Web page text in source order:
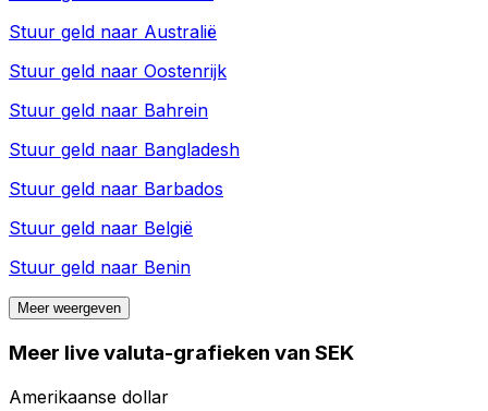
Stuur geld naar Australië
Stuur geld naar Oostenrijk
Stuur geld naar Bahrein
Stuur geld naar Bangladesh
Stuur geld naar Barbados
Stuur geld naar België
Stuur geld naar Benin
Meer weergeven
Meer live valuta-grafieken van SEK
Amerikaanse dollar